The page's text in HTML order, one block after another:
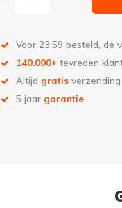
Voor 23:59 besteld, de
140.000+ tevreden
Altijd gratis verzending
5 jaar garantie